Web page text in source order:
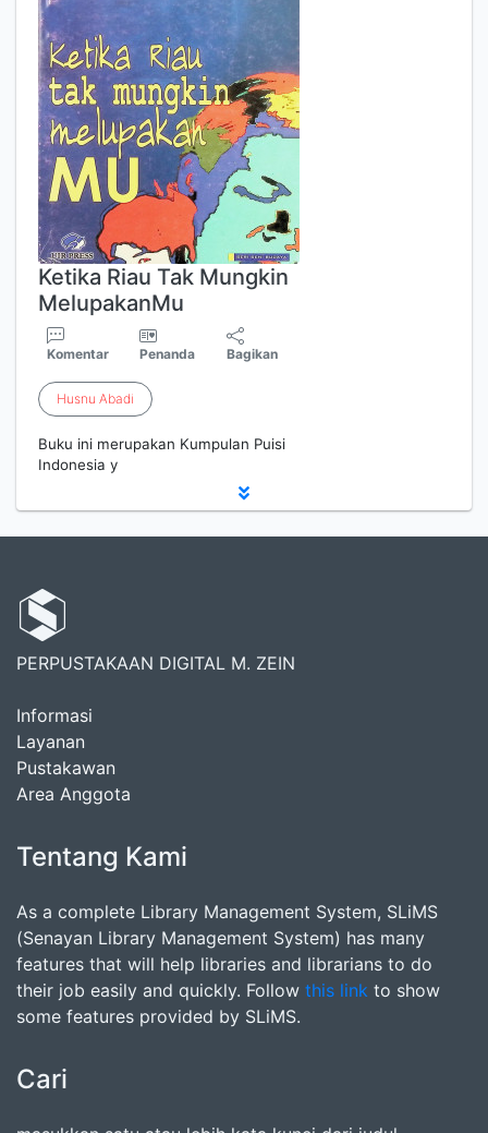
Ketika Riau Tak Mungkin
MelupakanMu
Komentar Penanda Bagikan
Husnu Abadi
Buku ini merupakan Kumpulan Puisi
Indonesia y
PERPUSTAKAAN DIGITAL M. ZEIN
Informasi
Layanan
Pustakawan
Area Anggota
Tentang Kami
As a complete Library Management System, SLiMS
(Senayan Library Management System) has many
features that will help libraries and librarians to do
their job easily and quickly. Follow this link to show
some features provided by SLiMS.
Cari